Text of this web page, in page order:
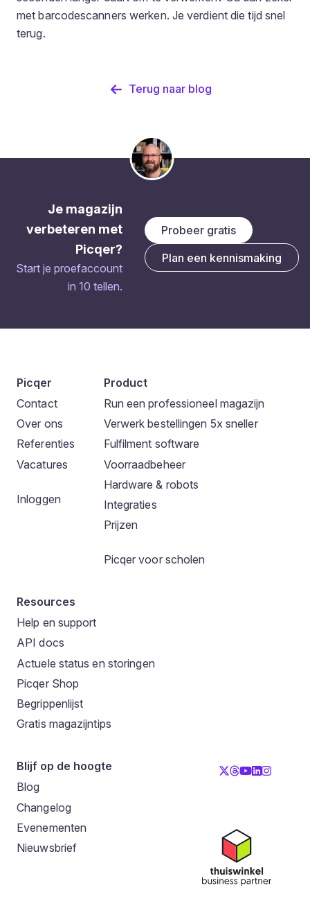
met barcodescanners werken. Je verdient die tijd snel
terug.
Terug naar blog
Je magazijn
verbeteren met
Picqer?
Start je proefaccount
in 10 tellen.
Probeer gratis
Plan een kennismaking
Picqer
Contact
Over ons
Referenties
Vacatures
Inloggen
Product
Run een professioneel magazijn
Verwerk bestellingen 5x sneller
Fulfilment software
Voorraadbeheer
Hardware & robots
Integraties
Prijzen
Picqer voor scholen
Resources
Help en support
API docs
Actuele status en storingen
Picqer Shop
Begrippenlijst
Gratis magazijntips
Blijf op de hoogte
Blog
Changelog
Evenementen
Nieuwsbrief